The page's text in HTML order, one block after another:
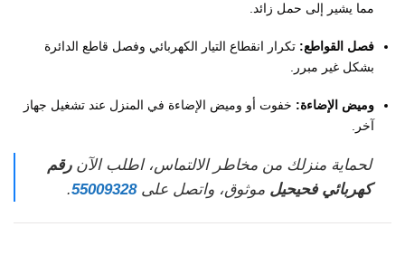
مما يشير إلى حمل زائد.
فصل القواطع: تكرار انقطاع التيار الكهربائي وفصل قاطع الدائرة
بشكل غير مبرر.
وميض الإضاءة: خفوت أو وميض الإضاءة في المنزل عند تشغيل جهاز
آخر.
لحماية منزلك من مخاطر الالتماس، اطلب الآنرقم
كهربائي فحيحيل موثوق، واتصل على55009328
.